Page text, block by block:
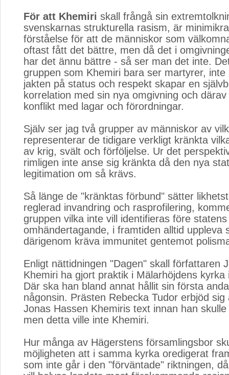
För att Khemiri skall frångå sin
svenskarnas strukturella rasism, är
förståelse för att de människor som
oftast fått det bättre, men då det i
har det ännu bättre - så ser man det inte.
gruppen som Khemiri bara ser martyrer, inte
jakten på status och respekt skapar en
korrelation med sin nya omgivning och
konflikt med lagar och förordningar.
Själv ser jag två grupper av människor av
representerar de tidigare verkligt kränkta
av krig, svält och förföljelse. Ur det
rimligen inte anse sig kränkta då den nya
legitimation om så krävs.
Så länge de "kränktas förbund" sätter
reglerad invandring och rasprofilering,
gruppen vilka inte vill identifieras före statens
omhändertagande, i framtiden alltid uppleva
därigenom kräva immunitet gentemot
Enligt nättidningen "Dagen" skall författaren
Khemiri ha gjort praktik i Mälarhöjdens kyrka
Där ska han bland annat hållit sin första
någonsin. Prästen Rebecka Tudor erbjöd
Jonas Hassen Khemiris text innan han
men detta ville inte Khemiri.
Hur många av Hägerstens församlingsbor
möjligheten att i samma kyrka oredigerat
som inte går i den "förväntade" riktningen,